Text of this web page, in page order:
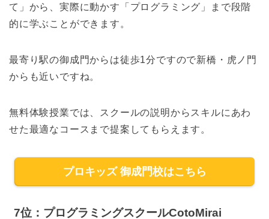
て」から、実際に動かす「プログラミング」まで段階
的に学ぶことができます。
最寄り駅の御成門からは徒歩1分ですので新橋・虎ノ門
からも近いですね。
無料体験授業では、スクールの説明からスキルにあわ
せた最適なコースまで提案してもらえます。
プロキッズ 御成門校はこちら
7位：プログラミングスクールCotoMirai